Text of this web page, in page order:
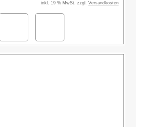
inkl. 19 % MwSt. zzgl. Versandkosten